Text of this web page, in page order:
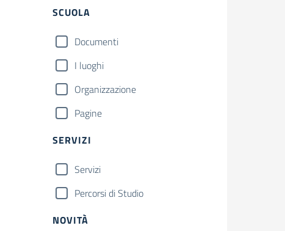
Filtri
SCUOLA
Documenti
I luoghi
Organizzazione
Pagine
SERVIZI
Servizi
Percorsi di Studio
NOVITÀ